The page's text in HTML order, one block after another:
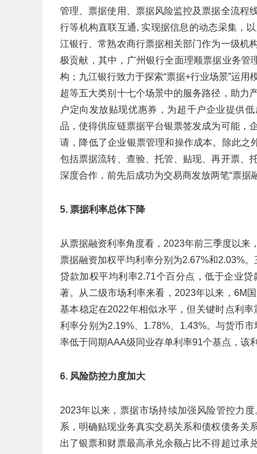
管理、票据使用、票据风险监控及票据全流程
行等机构直联互通, 实现据信息的动态采集，
江银行、常熟农商行票据相关部门作为一级机
极贡献，其中，广州银行全面理顺票据业务管
构；九江银行致力于探索“票据+行业场景”运
超等五大类别十七个场景中的服务路径，助力
户定向发放贴现优惠券，为超千户企业提供
品，使得供应链票据平台银票签发成为可能，
请，降低了企业银票管理和操作成本。除此之
包括票据流转、查验、托管、贴现、再开票、
深度合作，前先后成功为交易商发放两笔“票据
5. 票据利率总体下降
从票据融资利率角度看，2023年前三季度以来
票据融资加权平均利率分别为2.67%和2.03%
贷款加权平均利率2.71个百分点，低于企业
著。从二级市场利率来看，2023年以来，6M
基本稳定在2022年相似水平，但关键时点利
利率分别为2.19%、1.78%、1.43%。与货币
率低于同期AAA级同业存单利率91个基点，该
6. 风险防控力度加大
2023年以来，票据市场持续加强风险管控力
系，明确贴现业务真实交易关系和债权债务关
出了银票和财票最高承兑余额占比不得超过承